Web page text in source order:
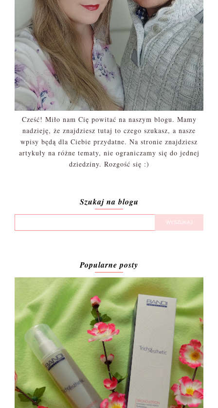
Cześć! Miło nam Cię powitać na naszym blogu. Mamy
nadzieję, że znajdziesz tutaj to czego szukasz, a nasze
wpisy będą dla Ciebie przydatne. Na stronie znajdziesz
artykuły na różne tematy, nie ograniczamy się do jednej
dziedziny. Rozgość się :)
Szukaj na blogu
Popularne posty